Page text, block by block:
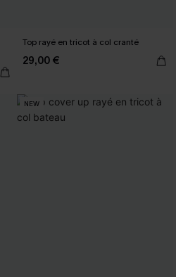
Top rayé en tricot à col cranté
29,00 €
NEW